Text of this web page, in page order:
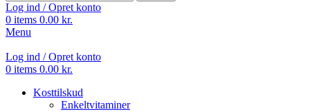
Log ind / Opret konto
0 items 0.00 kr.
Menu
Log ind / Opret konto
0 items 0.00 kr.
Kosttilskud
Enkeltvitaminer